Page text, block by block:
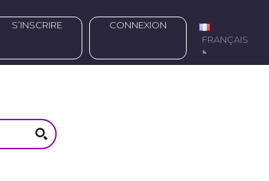
S’INSCRIRE
CONNEXION
FRANÇAIS